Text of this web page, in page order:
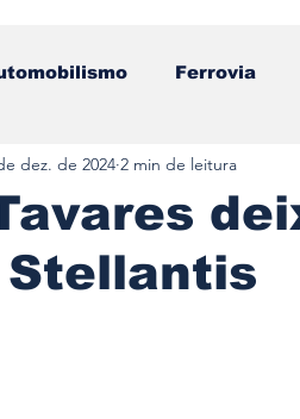
Ferrovia
Motos Autocarros
Componentes Gastronomia
Stellantis
dez. de 2024 2 min de leitura
5 estrelas.